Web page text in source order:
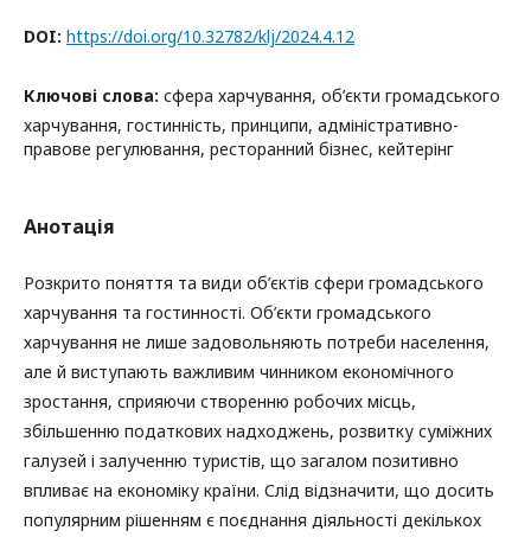
DOI: https://doi.org/10.32782/klj/2024.4.12
Ключові слова: сфера харчування, об’єкти громадського
харчування, гостинність, принципи, адміністративно-
правове регулювання, ресторанний бізнес, кейтерінг
Анотація
Розкрито поняття та види об’єктів сфери громадського
харчування та гостинності. Об’єкти громадського
харчування не лише задовольняють потреби населення,
але й виступають важливим чинником економічного
зростання, сприяючи створенню робочих місць,
збільшенню податкових надходжень, розвитку суміжних
галузей і залученню туристів, що загалом позитивно
впливає на економіку країни. Слід відзначити, що досить
популярним рішенням є поєднання діяльності декількох